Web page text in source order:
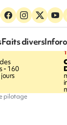
Faits divers
- 160
pilotage